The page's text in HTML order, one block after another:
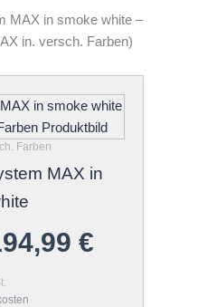
Farben
MAX in
€
Produkt
weist
mehrere
Varianten
Optionen